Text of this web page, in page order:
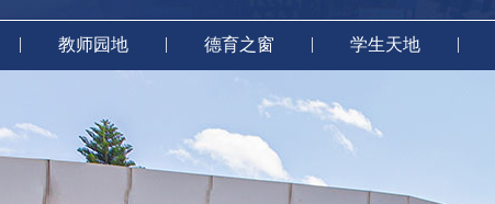
| 教师园地 | 德育之窗 | 学生天地 |